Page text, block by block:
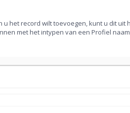
het record wilt toevoegen, kunt u dit uit
met het intypen van een Profiel